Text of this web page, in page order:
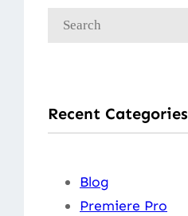
Recent Categories
Blog
Premiere Pro